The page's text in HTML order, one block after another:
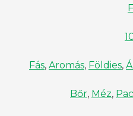
Fás, Aromás, Földies,
Bőr, Méz,